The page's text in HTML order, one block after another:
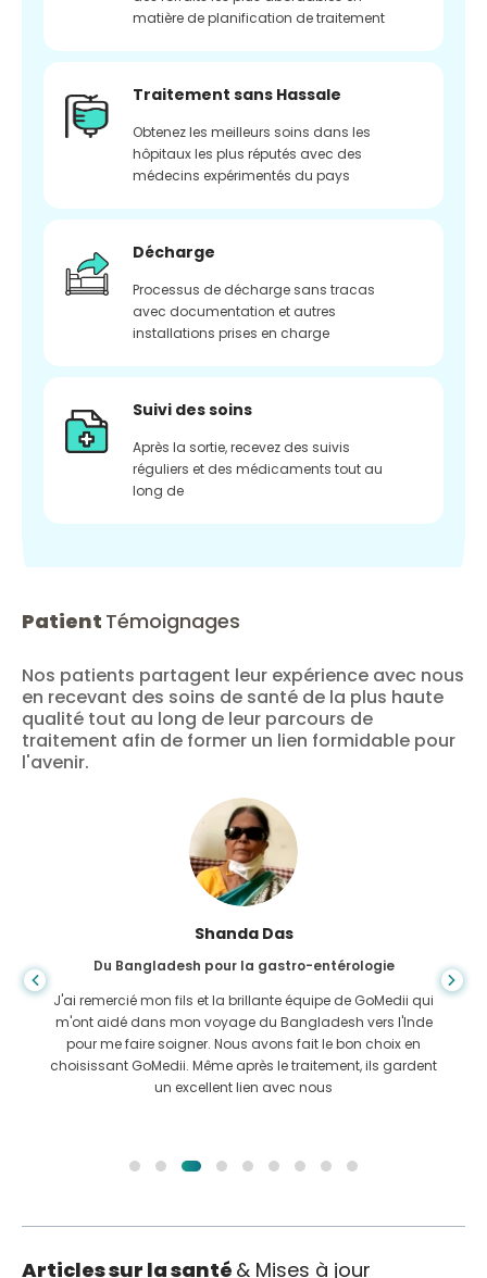
matière de planification de traitement
Traitement sans Hassale
Obtenez les meilleurs soins dans les
hôpitaux les plus réputés avec des
médecins expérimentés du pays
Décharge
Processus de décharge sans tracas
avec documentation et autres
installations prises en charge
Suivi des soins
Après la sortie, recevez des suivis
réguliers et des médicaments tout au
long de
Patient Témoignages
Nos patients partagent leur expérience avec nous
en recevant des soins de santé de la plus haute
qualité tout au long de leur parcours de
traitement afin de former un lien formidable pour
l'avenir.
Shanda Das
Du Bangladesh pour la gastro-entérologie
J'ai remercié mon fils et la brillante équipe de GoMedii qui
m'ont aidé dans mon voyage du Bangladesh vers l'Inde
pour me faire soigner. Nous avons fait le bon choix en
choisissant GoMedii. Même après le traitement, ils gardent
un excellent lien avec nous
Articles sur la santé & Mises à jour